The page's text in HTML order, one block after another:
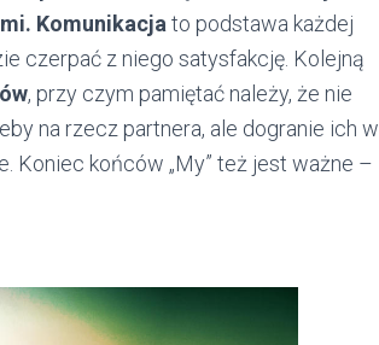
Komunikacja to podstawa każdej
czerpać z niego satysfakcję. Kolejną
, przy czym pamiętać należy, że nie
na rzecz partnera, ale dogranie ich w
Koniec końców „My” też jest ważne –